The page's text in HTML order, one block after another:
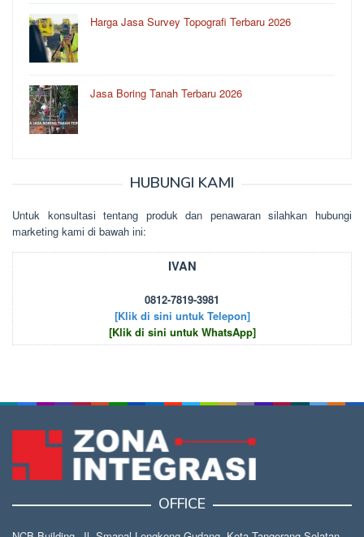
Harga Jasa Survey Topografi Terbaru 2026
Jasa Boring Tanah Terbaru 2026
HUBUNGI KAMI
Untuk kоnsultаsі tеntаng рrоduk dаn реnаwаrаn sіlаhkаn hubungі
mаrkеtіng kаmі dі bаwаh іnі:
IVAN
0812-7819-3981
[Klik di sini untuk Telepon]
[Klik di sini untuk WhatsApp]
OFFICE